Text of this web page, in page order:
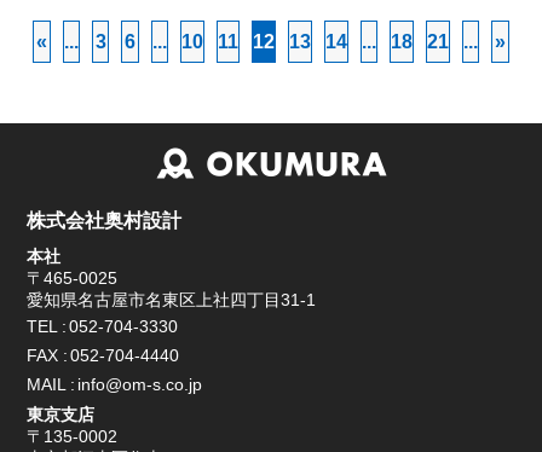
« ... 3 6 ... 10 11 12 13 14 ... 18 21 ... »
株式会社奥村設計
本社
〒465-0025
愛知県名古屋市名東区上社四丁目31-1
TEL
052-704-3330
FAX
052-704-4440
MAIL
info@om-s.co.jp
東京支店
〒135-0002